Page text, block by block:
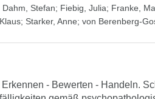
Dahm, Stefan; Fiebig, Julia; Franke,
; Starker, Anne; von Berenberg-
- Bewerten - Handeln.